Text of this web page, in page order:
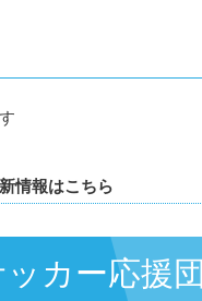
情報はこちら
カー応援団